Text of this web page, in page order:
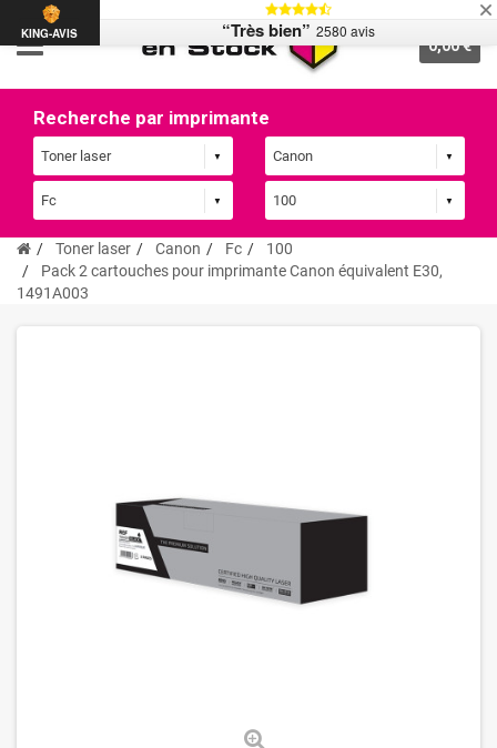
0,00 €
Recherche par imprimante
Toner laser Canon Fc
100
Pack 2 cartouches pour imprimante Canon équivalent E30,
1491A003
KING-AVIS “Très bien” 2580 avis